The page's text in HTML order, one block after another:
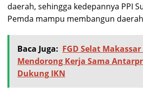
daerah, sehingga kedepannya PPI
Pemda mampu membangun
Baca Juga: FGD Selat
Mendorong Kerja Sama
Dukung IKN